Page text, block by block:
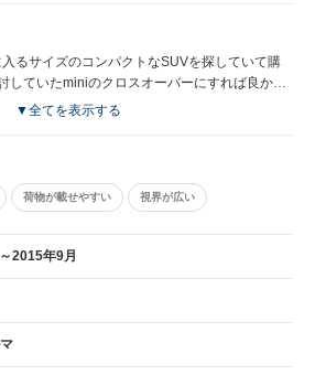
裕でそれ以下です。こちらは年式も新しくMT
ないのですが。 ですので通勤でX1を使うのは
考えて買うならばMスポの四駆モデルがいいと
ら2013年？以降の後期型か、出来ればF型を
るサイズのコンパクトなSUVを探していて購
していたminiのクロスオーバーにすれば良かっ
▼全てを表示する
荷物が載せやすい 視界が広い
2015年9月